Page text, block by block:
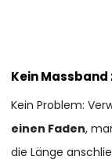
Kein Massband
Kein Problem:
einen Faden,
die Länge